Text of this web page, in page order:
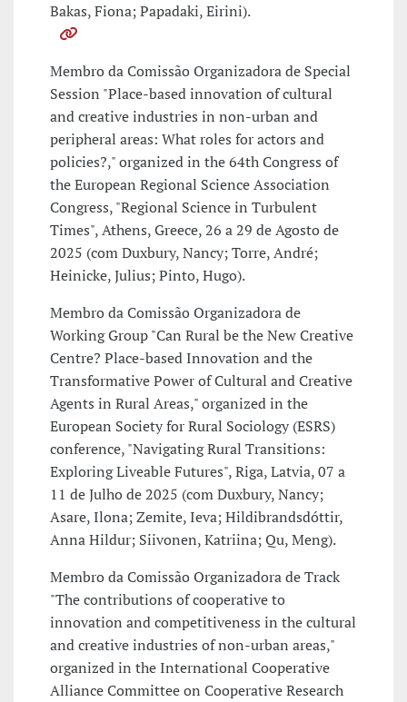
Bakas, Fiona; Papadaki, Eirini).
Membro da Comissão Organizadora de Special
Session "Place-based innovation of cultural
and creative industries in non-urban and
peripheral areas: What roles for actors and
policies?," organized in the 64th Congress of
the European Regional Science Association
Congress, "Regional Science in Turbulent
Times", Athens, Greece, 26 a 29 de Agosto de
2025 (com Duxbury, Nancy; Torre, André;
Heinicke, Julius; Pinto, Hugo).
Membro da Comissão Organizadora de
Working Group "Can Rural be the New Creative
Centre? Place-based Innovation and the
Transformative Power of Cultural and Creative
Agents in Rural Areas," organized in the
European Society for Rural Sociology (ESRS)
conference, "Navigating Rural Transitions:
Exploring Liveable Futures", Riga, Latvia, 07 a
11 de Julho de 2025 (com Duxbury, Nancy;
Asare, Ilona; Zemite, Ieva; Hildibrandsdóttir,
Anna Hildur; Siivonen, Katriina; Qu, Meng).
Membro da Comissão Organizadora de Track
"The contributions of cooperative to
innovation and competitiveness in the cultural
and creative industries of non-urban areas,"
organized in the International Cooperative
Alliance Committee on Cooperative Research